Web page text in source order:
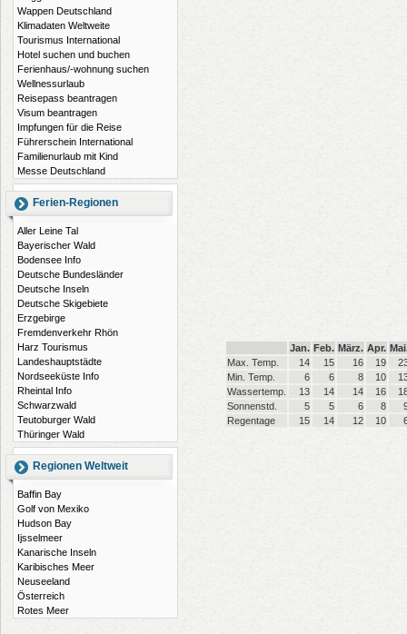
Wappen Deutschland
Klimadaten Weltweite
Tourismus International
Hotel suchen und buchen
Ferienhaus/-wohnung suchen
Wellnessurlaub
Reisepass beantragen
Visum beantragen
Impfungen für die Reise
Führerschein International
Familienurlaub mit Kind
Messe Deutschland
Ferien-Regionen
Aller Leine Tal
Bayerischer Wald
Bodensee Info
Deutsche Bundesländer
Deutsche Inseln
Deutsche Skigebiete
Erzgebirge
Fremdenverkehr Rhön
Harz Tourismus
Landeshauptstädte
Nordseeküste Info
Rheintal Info
Schwarzwald
Teutoburger Wald
Thüringer Wald
Regionen Weltweit
Baffin Bay
Golf von Mexiko
Hudson Bay
Ijsselmeer
Kanarische Inseln
Karibisches Meer
Neuseeland
Österreich
Rotes Meer
Jan. Feb. März. Apr.
Max. Temp.
14 15 16 19
Min. Temp.
6 6 8 10
Wassertemp.
13 14 14 16
Sonnenstd.
5 5 6 8
Regentage
15 14 12 10